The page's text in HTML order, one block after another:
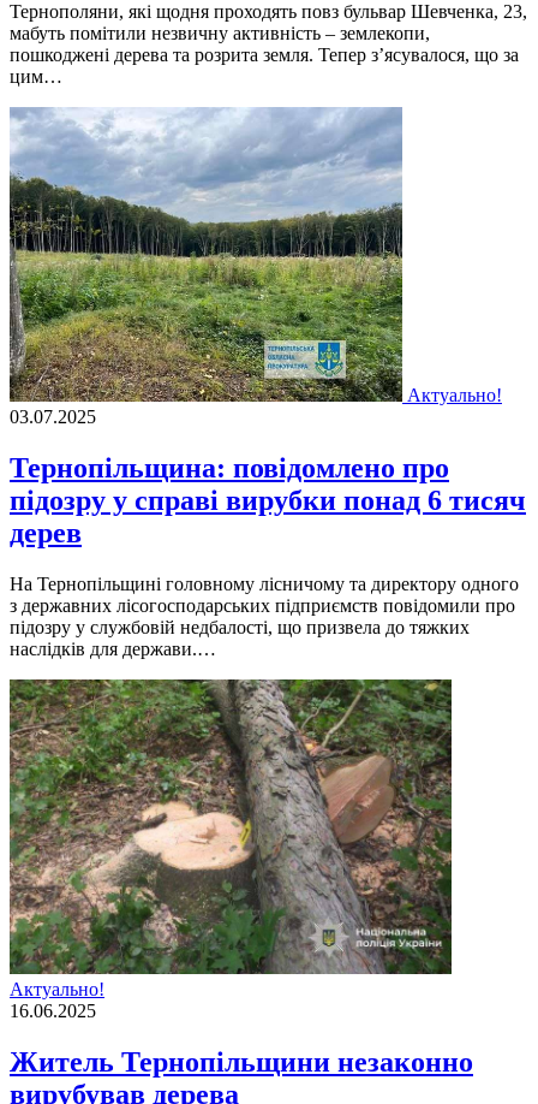
Тернополяни, які щодня проходять повз бульвар Шевченка, 23,
мабуть помітили незвичну активність – землекопи,
пошкоджені дерева та розрита земля. Тепер з’ясувалося, що за
цим…
Актуально!
03.07.2025
Тернопільщина: повідомлено про
підозру у справі вирубки понад 6 тисяч
дерев
На Тернопільщині головному лісничому та директору одного
з державних лісогосподарських підприємств повідомили про
підозру у службовій недбалості, що призвела до тяжких
наслідків для держави.…
Актуально!
16.06.2025
Житель Тернопільщини незаконно
вирубував дерева